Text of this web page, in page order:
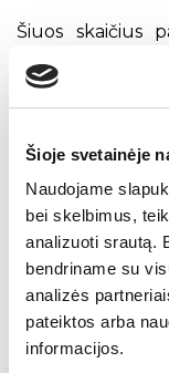
Šioje svetainėje
Naudojame
bei skelbimus,
analizuoti srautą.
bendriname su
analizės
pateiktos arba
informacijos.
Šiuos skaičius
priežastį – arba
arba yra taip
kandidatų
įsipareigojimų
bėdos“,
nepasiteisina ir
Tuo tarpu
pasiūlymų
susidomi, tai
spaudžiantis